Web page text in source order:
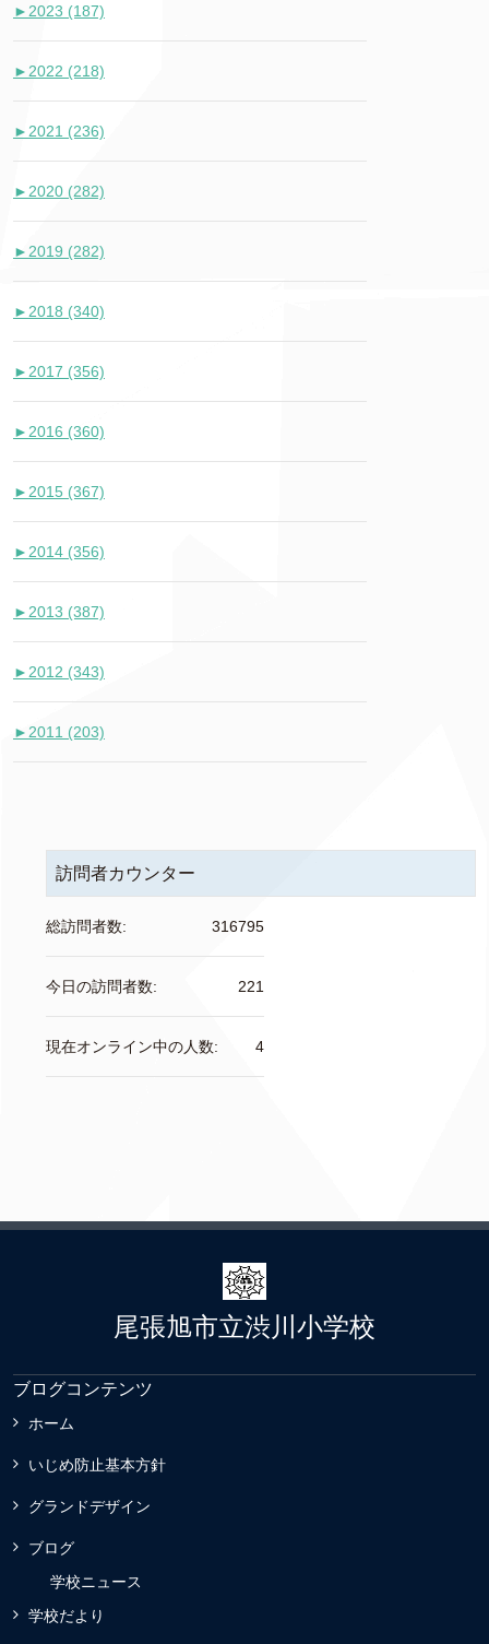
► 2023 (187)
► 2022 (218)
► 2021 (236)
► 2020 (282)
► 2019 (282)
► 2018 (340)
► 2017 (356)
► 2016 (360)
► 2015 (367)
► 2014 (356)
► 2013 (387)
► 2012 (343)
► 2011 (203)
訪問者カウンター
316795
総訪問者数:
221
今日の訪問者数:
4
現在オンライン中の人数:
尾張旭市立渋川小学校
ブログコンテンツ
ホーム
いじめ防止基本方針
グランドデザイン
ブログ
学校ニュース
学校だより